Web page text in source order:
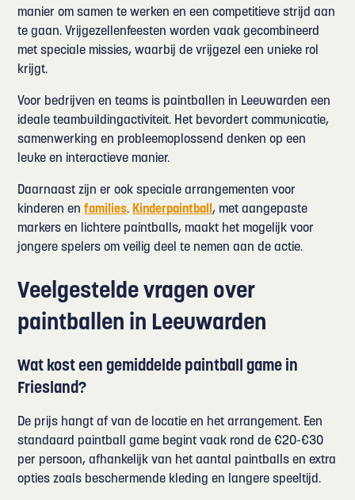
manier om samen te werken en een competitieve strijd aan
te gaan. Vrijgezellenfeesten worden vaak gecombineerd
met speciale missies, waarbij de vrijgezel een unieke rol
krijgt.
Voor bedrijven en teams is paintballen in Leeuwarden een
ideale teambuildingactiviteit. Het bevordert communicatie,
samenwerking en probleemoplossend denken op een
leuke en interactieve manier.
Daarnaast zijn er ook speciale arrangementen voor
kinderen enfamilies. Kinderpaintball, met aangepaste
markers en lichtere paintballs, maakt het mogelijk voor
jongere spelers om veilig deel te nemen aan de actie.
Veelgestelde vragen over
paintballen in Leeuwarden
Wat kost een gemiddelde paintball game in
Friesland?
De prijs hangt af van de locatie en het arrangement. Een
standaard paintball game begint vaak rond de €20-€30
per persoon, afhankelijk van het aantal paintballs en extra
opties zoals beschermende kleding en langere speeltijd.